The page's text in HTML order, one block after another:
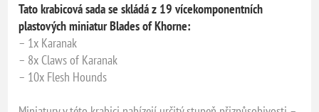
Tato krabicová sada se skládá z 19 vícekomponentních
plastových miniatur Blades of Khorne:
– 1x Karanak
– 8x Claws of Karanak
– 10x Flesh Hounds